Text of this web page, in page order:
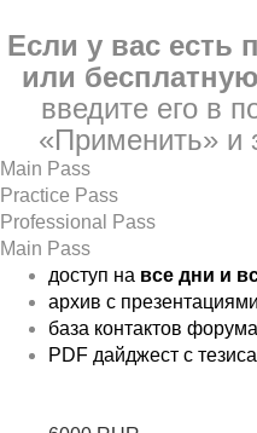
Если у вас есть
или
введите его в
«Применить» и
Main Pass
Practice Pass
Professional Pass
Main Pass
доступ на все дни и
архив с
база контактов
PDF дайджест с